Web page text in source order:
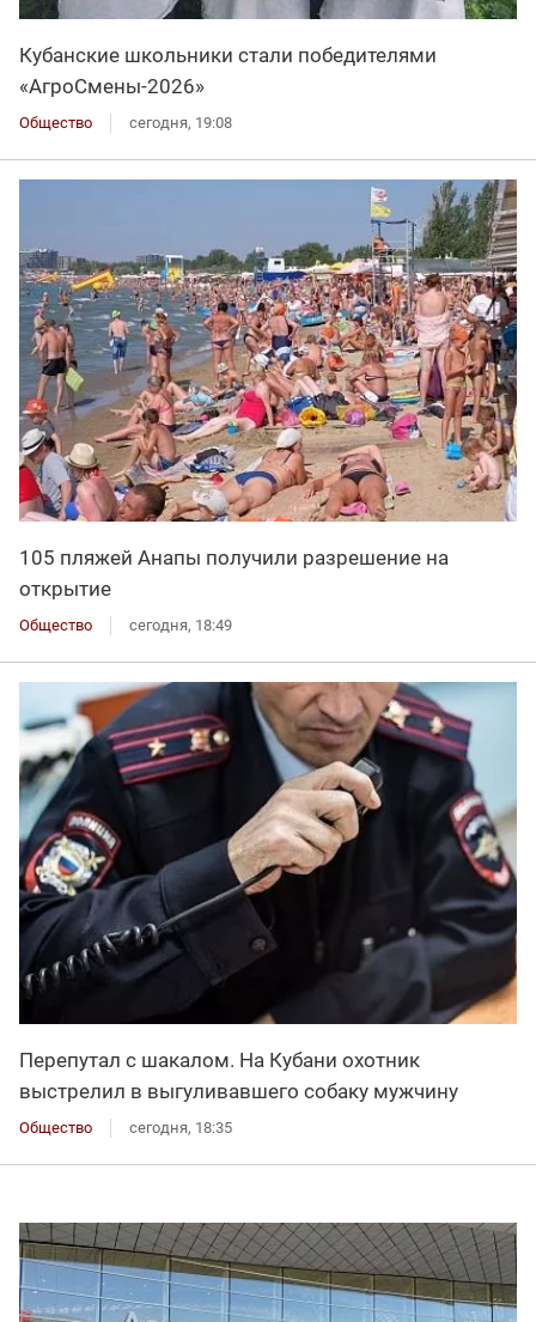
Кубанские школьники стали победителями
«АгроСмены-2026»
Общество сегодня, 19:08
105 пляжей Анапы получили разрешение на
открытие
Общество сегодня, 18:49
Перепутал с шакалом. На Кубани охотник
выстрелил в выгуливавшего собаку мужчину
Общество сегодня, 18:35